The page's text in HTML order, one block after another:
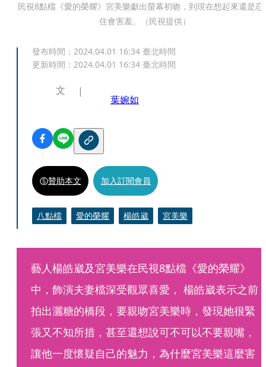
民視8點檔《愛的榮耀》宮美樂獻出螢幕初吻，到現在想起來還是忍
住會害羞。（民視提供）
發布時間： 2024.04.01 16:34 臺北時間
更新時間： 2024.04.01 16:34 臺北時間
文
葉婉如
贊助本文 加入訂閱會員
八點檔 愛的榮耀 楊皓崴 宮美樂
藝人楊皓崴及宮美樂在民視8點檔《愛的榮耀》
中，飾演夫妻檔深受觀眾喜愛， 楊皓崴表示之前
拍出灑糖的橋段，要親吻宮美樂時，發現她很緊
張又不知所措，甚至還想說可不可以不要親嘴，
讓他一度懷疑自己的魅力，為什麼宮美樂這麼害